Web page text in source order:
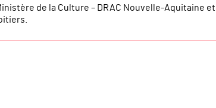
de la Culture – DRAC Nouvelle-Aquitaine